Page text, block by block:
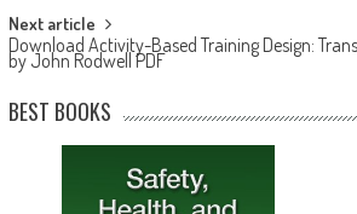
Next article
Download Activity-Based Training Design:
by John Rodwell PDF
BEST BOOKS